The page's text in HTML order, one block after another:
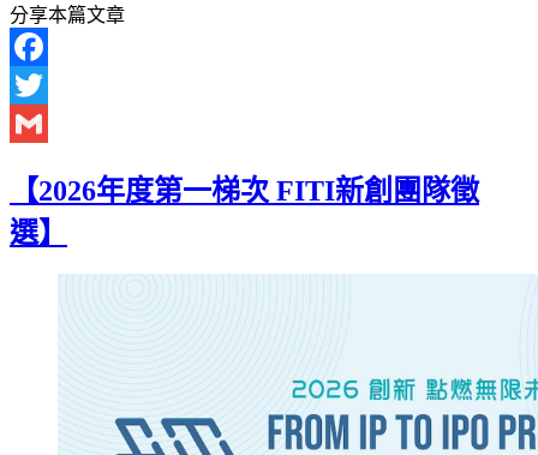
分享本篇文章
Facebook
Twitter
【2026年度第一梯次 FITI新創團隊徵
選】